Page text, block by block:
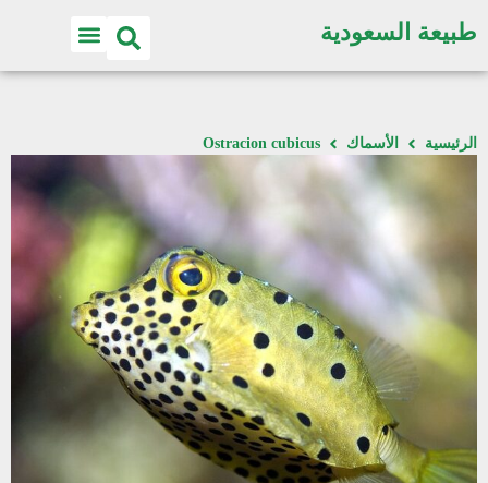
طبيعة السعودية
الرئيسية الأسماك Ostracion cubicus